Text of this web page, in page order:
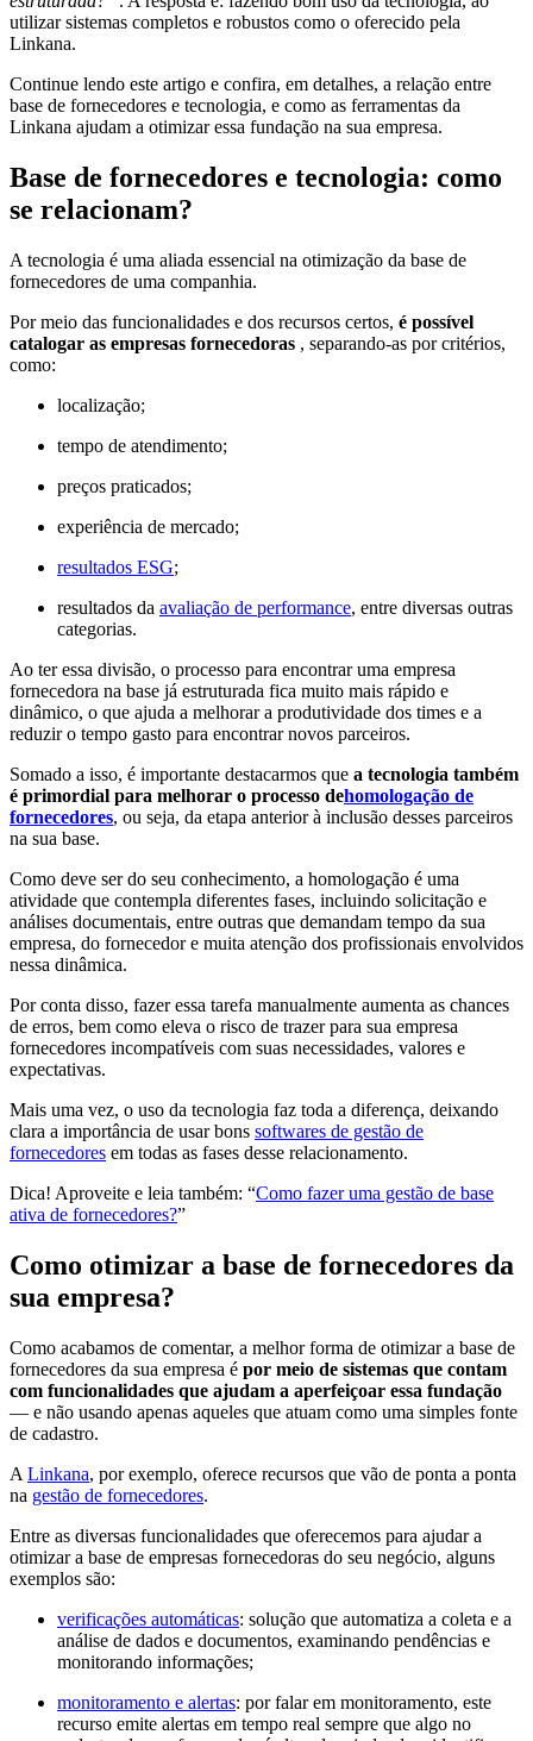
utilizar sistemas completos e robustos como o oferecido pela
Linkana.
Continue lendo este artigo e confira, em detalhes, a relação entre
base de fornecedores e tecnologia, e como as ferramentas da
Linkana ajudam a otimizar essa fundação na sua empresa.
Base de fornecedores e tecnologia: como
se relacionam?
A tecnologia é uma aliada essencial na otimização da base de
fornecedores de uma companhia.
Por meio das funcionalidades e dos recursos certos, é possível
catalogar as empresas fornecedoras , separando-as por critérios,
como:
localização;
tempo de atendimento;
preços praticados;
experiência de mercado;
resultados ESG;
resultados da avaliação de performance, entre diversas outras
categorias.
Ao ter essa divisão, o processo para encontrar uma empresa
fornecedora na base já estruturada fica muito mais rápido e
dinâmico, o que ajuda a melhorar a produtividade dos times e a
reduzir o tempo gasto para encontrar novos parceiros.
Somado a isso, é importante destacarmos que a tecnologia também
é primordial para melhorar o processo dehomologação de
fornecedores, ou seja, da etapa anterior à inclusão desses parceiros
na sua base.
Como deve ser do seu conhecimento, a homologação é uma
atividade que contempla diferentes fases, incluindo solicitação e
análises documentais, entre outras que demandam tempo da sua
empresa, do fornecedor e muita atenção dos profissionais envolvidos
nessa dinâmica.
Por conta disso, fazer essa tarefa manualmente aumenta as chances
de erros, bem como eleva o risco de trazer para sua empresa
fornecedores incompatíveis com suas necessidades, valores e
expectativas.
Mais uma vez, o uso da tecnologia faz toda a diferença, deixando
clara a importância de usar bons softwares de gestão de
fornecedores em todas as fases desse relacionamento.
Dica! Aproveite e leia também: “Como fazer uma gestão de base
ativa de fornecedores?”
Como otimizar a base de fornecedores da
sua empresa?
Como acabamos de comentar, a melhor forma de otimizar a base de
fornecedores da sua empresa é por meio de sistemas que contam
com funcionalidades que ajudam a aperfeiçoar essa fundação
— e não usando apenas aqueles que atuam como uma simples fonte
de cadastro.
A Linkana, por exemplo, oferece recursos que vão de ponta a ponta
na gestão de fornecedores.
Entre as diversas funcionalidades que oferecemos para ajudar a
otimizar a base de empresas fornecedoras do seu negócio, alguns
exemplos são:
verificações automáticas: solução que automatiza a coleta e a
análise de dados e documentos, examinando pendências e
monitorando informações;
monitoramento e alertas: por falar em monitoramento, este
recurso emite alertas em tempo real sempre que algo no